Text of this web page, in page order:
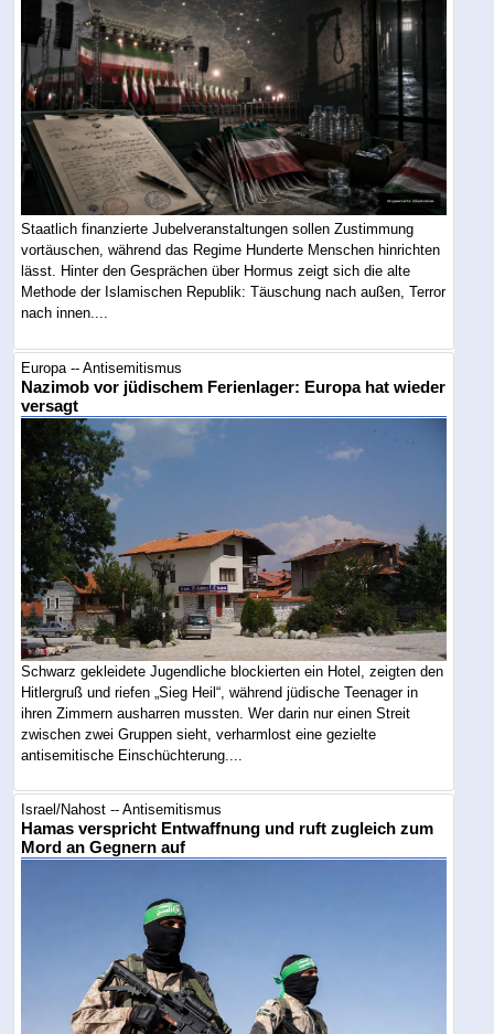
Staatlich finanzierte Jubelveranstaltungen sollen Zustimmung
vortäuschen, während das Regime Hunderte Menschen hinrichten
lässt. Hinter den Gesprächen über Hormus zeigt sich die alte
Methode der Islamischen Republik: Täuschung nach außen, Terror
nach innen....
Europa -- Antisemitismus
Nazimob vor jüdischem Ferienlager: Europa hat wieder
versagt
Schwarz gekleidete Jugendliche blockierten ein Hotel, zeigten den
Hitlergruß und riefen „Sieg Heil“, während jüdische Teenager in
ihren Zimmern ausharren mussten. Wer darin nur einen Streit
zwischen zwei Gruppen sieht, verharmlost eine gezielte
antisemitische Einschüchterung....
Israel/Nahost -- Antisemitismus
Hamas verspricht Entwaffnung und ruft zugleich zum
Mord an Gegnern auf